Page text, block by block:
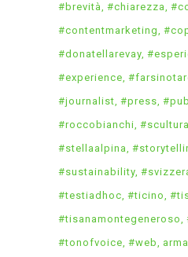
#brevità #chiarezza
#contentmarketing
#donatellarevay
#experience
#journalist #press
#roccobianchi #scultura
#stellaalpina
#sustainability
#testiadhoc #ticino
#tisanamontegeneroso
#tonofvoice #web